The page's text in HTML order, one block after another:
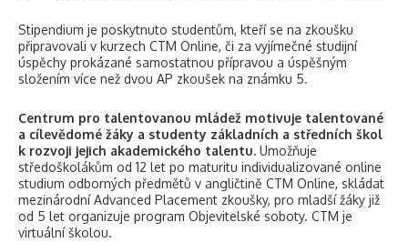
Stipendium je poskytnuto studentům, kteří se na zkoušku
připravovali v kurzech CTM Online, či za vyjímečné studijní
úspěchy prokázané samostatnou přípravou a úspěšným
složením více než dvou AP zkoušek na známku 5.
Centrum pro talentovanou mládež motivuje talentované
a cílevědomé žáky a studenty základních a středních škol
k rozvoji jejich akademického talentu. Umožňuje
středoškolákům od 12 let po maturitu individualizované online
studium odborných předmětů v angličtině CTM Online, skládat
mezinárodní Advanced Placement zkoušky, pro mladší žáky již
od 5 let organizuje program Objevitelské soboty. CTM je
virtuální školou.